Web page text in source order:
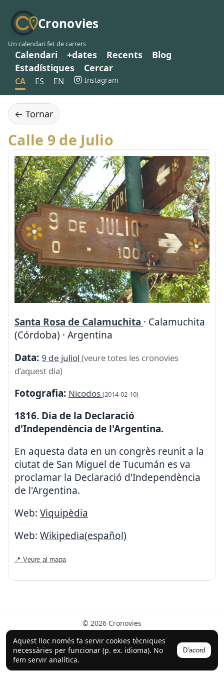
Cronovies
Un calendari fet de carrers
Calendari +dates Recents
Blog
Estadístiques
Cercar
CA ES EN Instagram
Aquest lloc només fa servir cookies tècniques
necessàries per funcionar (p. ex. idioma). No
fem servir analítica.
D’acord
← Tornar
Calle 9 de Julio
Santa Rosa de Calamuchita · Calamuchita
(Córdoba) · Argentina
Data: 9 de juliol (veure totes les cronovies
d’aquest dia)
Fotografia: Nicodos (2014-02-10)
1816. Dia de la Declaració
d'Independència de l'Argentina.
En aquesta data en un congrès reunit a la
ciutat de San Miguel de Tucumán es va
proclamar la Declaració d'Independència
de l'Argentina.
Web: Viquipèdia
Web: Wikipedia(español)
📍 Veure al mapa
© 2026 Cronovies
Història als carrers · Desenvolupat amb l’ajuda de la IA
(ChatGPT).
Segueix-nos a Instagram